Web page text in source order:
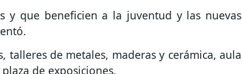
y que beneficien a la juventud y las nuevas
talleres de metales, maderas y cerámica, aula
de exposiciones.